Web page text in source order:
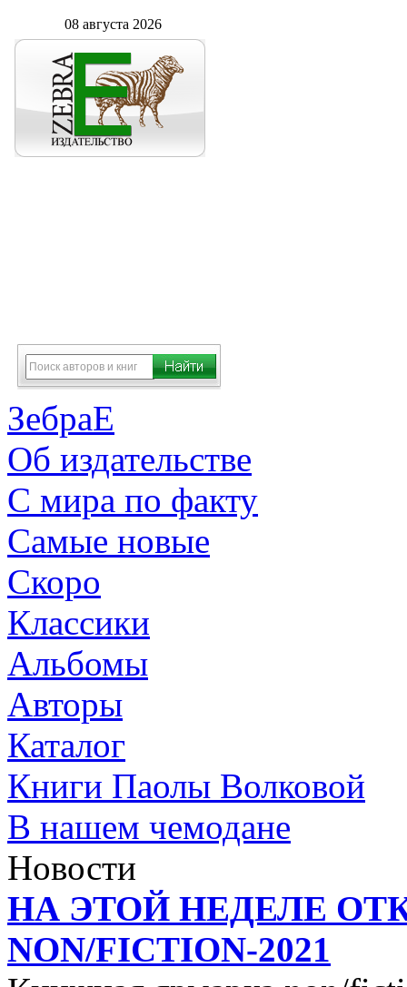
08 августа 2026
ЗебраЕ
Об издательстве
С мира по факту
Самые новые
Скоро
Классики
Альбомы
Авторы
Каталог
Книги Паолы Волковой
В нашем чемодане
Новости
НА ЭТОЙ НЕДЕЛЕ
NON/FICTION-2021